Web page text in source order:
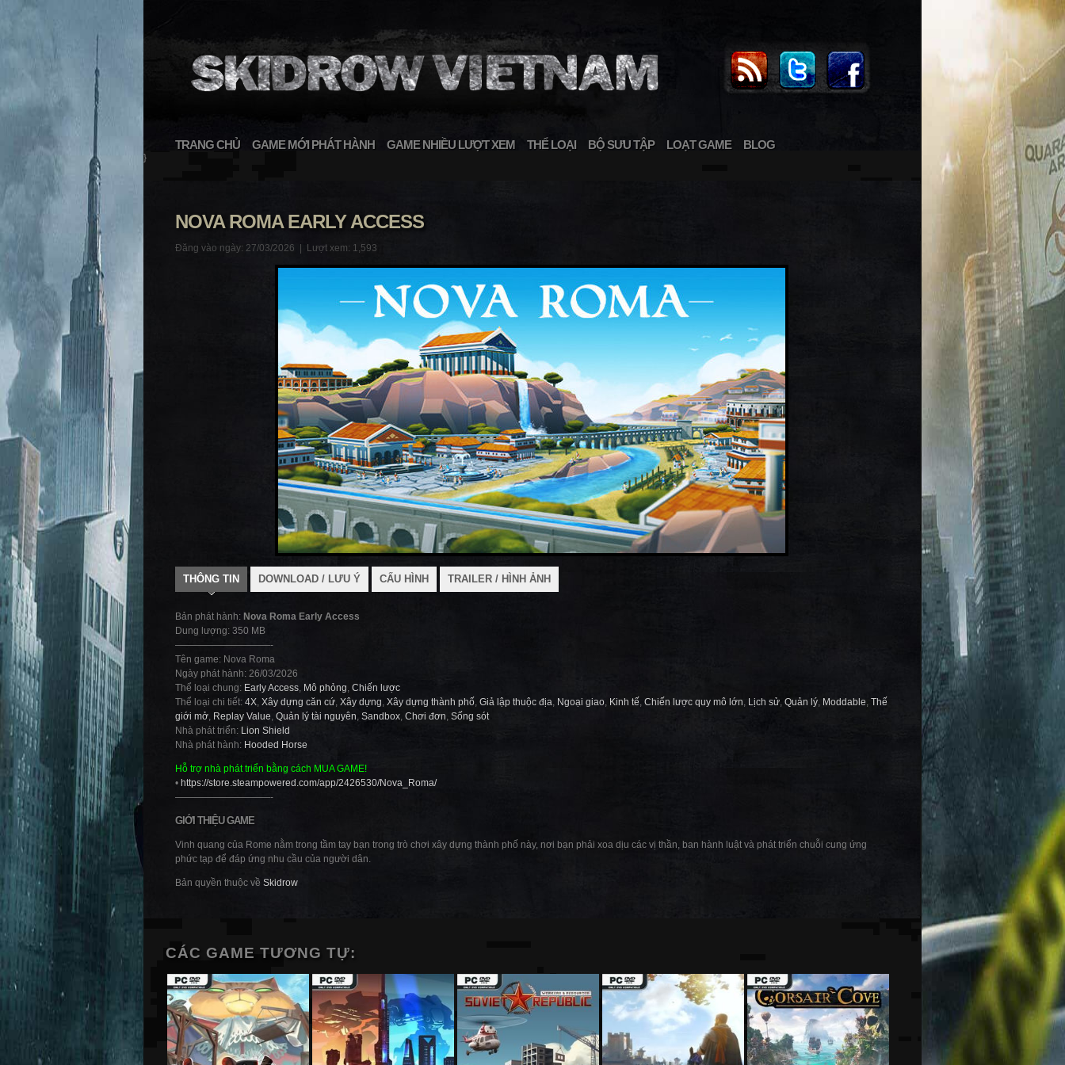
TRANG CHỦ GAME MỚI PHÁT HÀNH GAME NHIỀU LƯỢT XEM THỂ LOẠI BỘ SƯU TẬP LOẠT GAME BLOG
}
NOVA ROMA EARLY ACCESS
Đăng vào ngày: 27/03/2026 | Lượt xem: 1,593
THÔNG TIN DOWNLOAD / LƯU Ý CẤU HÌNH TRAILER / HÌNH ẢNH
Bản phát hành: Nova Roma Early Access
Dung lượng: 350 MB
——————————-
Tên game: Nova Roma
Ngày phát hành: 26/03/2026
Thể loại chung: Early Access, Mô phỏng, Chiến lược
Thể loại chi tiết: 4X, Xây dựng căn cứ, Xây dựng, Xây dựng thành phố, Giả lập thuộc địa, Ngoại giao, Kinh tế, Chiến lược quy mô lớn, Lịch sử, Quản lý, Moddable, Thế
giới mở, Replay Value, Quản lý tài nguyên, Sandbox, Chơi đơn, Sống sót
Nhà phát triển: Lion Shield
Nhà phát hành: Hooded Horse
Hỗ trợ nhà phát triển bằng cách MUA GAME!
• https://store.steampowered.com/app/2426530/Nova_Roma/
——————————-
GIỚI THIỆU GAME
Vinh quang của Rome nằm trong tầm tay bạn trong trò chơi xây dựng thành phố này, nơi bạn phải xoa dịu các vị thần, ban hành luật và phát triển chuỗi cung ứng
phức tạp để đáp ứng nhu cầu của người dân.
Bản quyền thuộc về Skidrow
CÁC GAME TƯƠNG TỰ: